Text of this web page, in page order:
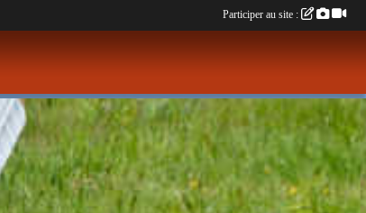
Participer au site :